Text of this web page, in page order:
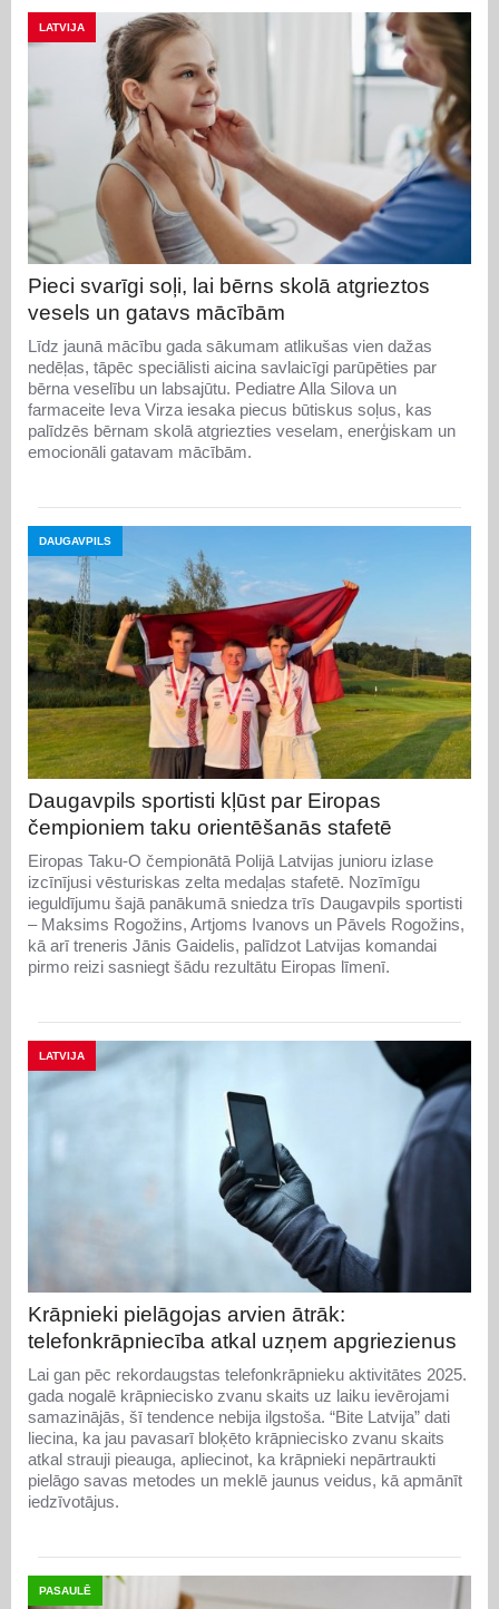
LATVIJA
Pieci svarīgi soļi, lai bērns skolā atgrieztos
vesels un gatavs mācībām
Līdz jaunā mācību gada sākumam atlikušas vien dažas
nedēļas, tāpēc speciālisti aicina savlaicīgi parūpēties par
bērna veselību un labsajūtu. Pediatre Alla Silova un
farmaceite Ieva Virza iesaka piecus būtiskus soļus, kas
palīdzēs bērnam skolā atgriezties veselam, enerģiskam un
emocionāli gatavam mācībām.
DAUGAVPILS
Daugavpils sportisti kļūst par Eiropas
čempioniem taku orientēšanās stafetē
Eiropas Taku-O čempionātā Polijā Latvijas junioru izlase
izcīnījusi vēsturiskas zelta medaļas stafetē. Nozīmīgu
ieguldījumu šajā panākumā sniedza trīs Daugavpils sportisti
– Maksims Rogožins, Artjoms Ivanovs un Pāvels Rogožins,
kā arī treneris Jānis Gaidelis, palīdzot Latvijas komandai
pirmo reizi sasniegt šādu rezultātu Eiropas līmenī.
LATVIJA
Krāpnieki pielāgojas arvien ātrāk:
telefonkrāpniecība atkal uzņem apgriezienus
Lai gan pēc rekordaugstas telefonkrāpnieku aktivitātes 2025.
gada nogalē krāpniecisko zvanu skaits uz laiku ievērojami
samazinājās, šī tendence nebija ilgstoša. “Bite Latvija” dati
liecina, ka jau pavasarī bloķēto krāpniecisko zvanu skaits
atkal strauji pieauga, apliecinot, ka krāpnieki nepārtraukti
pielāgo savas metodes un meklē jaunus veidus, kā apmānīt
iedzīvotājus.
PASAULĒ